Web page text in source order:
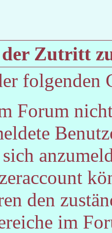
Zutritt
folgenden
Forum
den
im